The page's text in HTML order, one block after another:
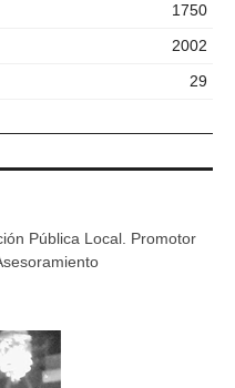
1750
2002
29
Pública Local. Promotor